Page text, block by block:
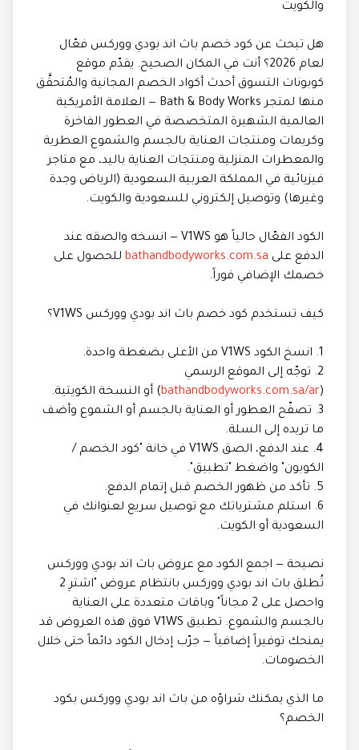
والكويت
هل تبحث عن كود خصم باث اند بودي ووركس فعّال
لعام 2026؟ أنت في المكان الصحيح. يقدّم موقع
كوبونات التسوق أحدث أكواد الخصم المجانية والمُتحقَّق
منها لمتجر Bath & Body Works — العلامة الأمريكية
العالمية الشهيرة المتخصصة في العطور الفاخرة
وكريمات ومنتجات العناية بالجسم والشموع العطرية
والمعطرات المنزلية ومنتجات العناية باليد، مع متاجر
فيزيائية في المملكة العربية السعودية (الرياض وجدة
وغيرها) وتوصيل إلكتروني للسعودية والكويت.
الكود الفعّال حالياً هو V1WS — انسخه والصقه عند
الدفع على bathandbodyworks.com.sa للحصول على
خصمك الإضافي فوراً.
كيف تستخدم كود خصم باث اند بودي ووركس V1WS؟
1. انسخ الكود V1WS من الأعلى بضغطة واحدة.
2. توجّه إلى الموقع الرسمي
(
bathandbodyworks.com.sa/ar) أو النسخة الكويتية.
3. تصفّح العطور أو العناية بالجسم أو الشموع وأضف
ما تريده إلى السلة.
4. عند الدفع، الصق V1WS في خانة "كود الخصم /
الكوبون" واضغط "تطبيق".
5. تأكد من ظهور الخصم قبل إتمام الدفع.
6. استلم مشترياتك مع توصيل سريع لعنوانك في
السعودية أو الكويت.
نصيحة — اجمع الكود مع عروض باث اند بودي ووركس
تُطلق باث اند بودي ووركس بانتظام عروض "اشترِ 2
واحصل على 2 مجاناً" وباقات متعددة على العناية
بالجسم والشموع. تطبيق V1WS فوق هذه العروض قد
يمنحك توفيراً إضافياً — جرّب إدخال الكود دائماً حتى خلال
الخصومات.
ما الذي يمكنك شراؤه من باث اند بودي ووركس بكود
الخصم؟